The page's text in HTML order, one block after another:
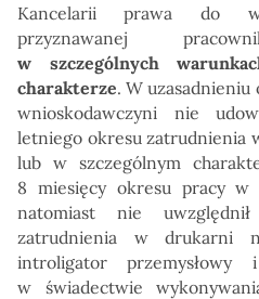
Kancelarii prawa do
przyznawanej
w szczególnych
charakterze. W uzasadnieniu
wnioskodawczyni nie
letniego okresu zatrudnienia
lub w szczególnym
8 miesięcy okresu pracy w
natomiast nie
zatrudnienia w drukarni
introligator przemysłowy
w świadectwie